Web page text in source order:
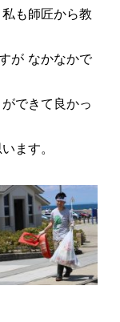
も師匠から教
が なかなかで
できて良かっ
ます。